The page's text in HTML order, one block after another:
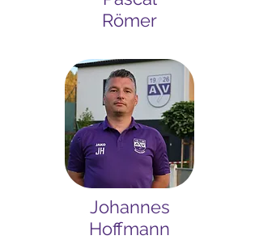
Römer
Johannes
Hoffmann